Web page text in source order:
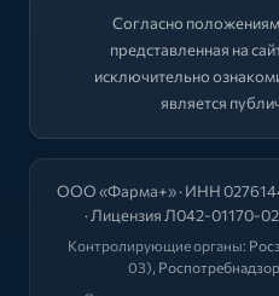
Согласно
представленная на
исключительно
является
ООО «Фарма+» · ИНН
· Лицензия Л042-01170-
Контролирующие органы:
03), Роспотребнадзор